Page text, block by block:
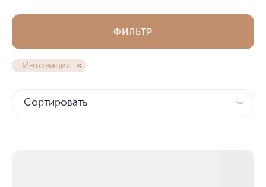
Интонация
ФИЛЬТР
Сортировать